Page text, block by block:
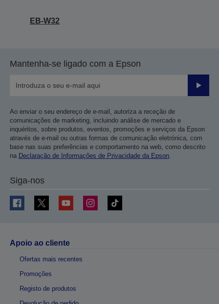
EB-W32
Mantenha-se ligado com a Epson
Enviar
Ao enviar o seu endereço de e-mail, autoriza a receção de
comunicações de marketing, incluindo análise de mercado e
inquéritos, sobre produtos, eventos, promoções e serviços da Epson
através de e-mail ou outras formas de comunicação eletrónica, com
base nas suas preferências e comportamento na web, como descrito
na Declaração de Informações de Privacidade da Epson.
Siga-nos
Apoio ao cliente
Ofertas mais recentes
Promoções
Registo de produtos